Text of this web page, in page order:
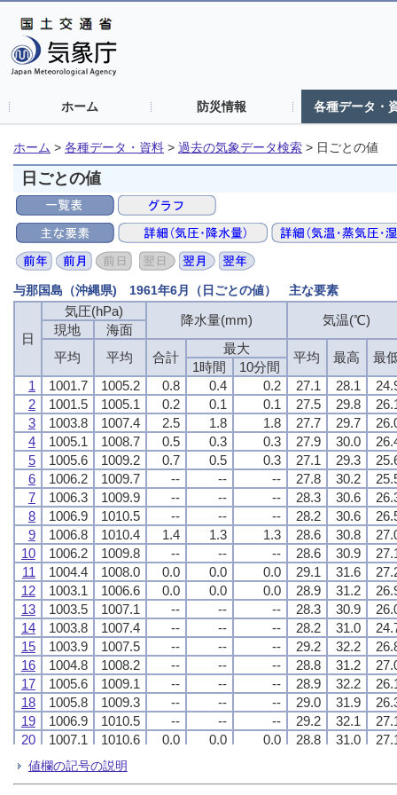
ホーム 防災情報 各種データ・
ホーム > 各種データ・資料 > 過去の気象データ検索 > 日ごとの値
日ごとの値
与那国島（沖縄県) 1961年6月（日ごとの値） 主な要素
日
気圧(hPa)
降水量(mm) 気温(℃)
現地
海面
平均
平均 合計
最大
平均 最高 最
1時間
10分間
1
1001.7 1005.2 0.8 0.4 0.2 27.1 28.1
2
1001.5 1005.1 0.2 0.1 0.1 27.5 29.8
3
1003.8 1007.4 2.5 1.8 1.8 27.7 29.7
4
1005.1 1008.7 0.5 0.3 0.3 27.9 30.0
5
1005.6 1009.2 0.7 0.5 0.3 27.1 29.3
6
1006.2 1009.7 -- -- -- 27.8 30.2
7
1006.3 1009.9 -- -- -- 28.3 30.6
8
1006.9 1010.5 -- -- -- 28.2 30.6
9
1006.8 1010.4 1.4 1.3 1.3 28.6 30.8
10
1006.2 1009.8 -- -- -- 28.6 30.9
11
1004.4 1008.0 0.0 0.0 0.0 29.1 31.6
12
1003.1 1006.6 0.0 0.0 0.0 28.9 31.2
13
1003.5 1007.1 -- -- -- 28.3 30.9
14
1003.8 1007.4 -- -- -- 28.2 31.0
15
1003.9 1007.5 -- -- -- 29.2 32.2
16
1004.8 1008.2 -- -- -- 28.8 31.2
17
1005.6 1009.1 -- -- -- 28.9 32.2
18
1005.8 1009.3 -- -- -- 29.0 31.9
19
1006.9 1010.5 -- -- -- 29.2 32.1
20
1007.1 1010.6 0.0 0.0 0.0 28.8 31.0
21
1005.2 1008.8
22
1002.9 1006.5
日
気圧(hPa)
降水量(mm) 気温(℃)
現地
海面
平均
平均 合計
最大
平均 最高 最
1時間
10分間
1
1001.7 1005.2 0.8 0.4 0.2 27.1 28.1
2
1001.5 1005.1 0.2 0.1 0.1 27.5 29.8
3
1003.8 1007.4 2.5 1.8 1.8 27.7 29.7
4
1005.1 1008.7 0.5 0.3 0.3 27.9 30.0
5
1005.6 1009.2 0.7 0.5 0.3 27.1 29.3
6
1006.2 1009.7 -- -- -- 27.8 30.2
7
1006.3 1009.9 -- -- -- 28.3 30.6
8
1006.9 1010.5 -- -- -- 28.2 30.6
9
1006.8 1010.4 1.4 1.3 1.3 28.6 30.8
10
1006.2 1009.8 -- -- -- 28.6 30.9
11
1004.4 1008.0 0.0 0.0 0.0 29.1 31.6
12
1003.1 1006.6 0.0 0.0 0.0 28.9 31.2
13
1003.5 1007.1 -- -- -- 28.3 30.9
14
1003.8 1007.4 -- -- -- 28.2 31.0
15
1003.9 1007.5 -- -- -- 29.2 32.2
16
1004.8 1008.2 -- -- -- 28.8 31.2
17
1005.6 1009.1 -- -- -- 28.9 32.2
18
1005.8 1009.3 -- -- -- 29.0 31.9
19
1006.9 1010.5 -- -- -- 29.2 32.1
20
1007.1 1010.6 0.0 0.0 0.0 28.8 31.0
21
1005.2 1008.8
22
1002.9 1006.5
日
気圧(hPa)
降水量(mm) 気温(℃)
現地
海面
平均
平均 合計
最大
平均 最高 最
1時間
10分間
1
1001.7 1005.2 0.8 0.4 0.2 27.1 28.1
2
1001.5 1005.1 0.2 0.1 0.1 27.5 29.8
3
1003.8 1007.4 2.5 1.8 1.8 27.7 29.7
4
1005.1 1008.7 0.5 0.3 0.3 27.9 30.0
5
1005.6 1009.2 0.7 0.5 0.3 27.1 29.3
6
1006.2 1009.7 -- -- -- 27.8 30.2
7
1006.3 1009.9 -- -- -- 28.3 30.6
8
1006.9 1010.5 -- -- -- 28.2 30.6
9
1006.8 1010.4 1.4 1.3 1.3 28.6 30.8
10
1006.2 1009.8 -- -- -- 28.6 30.9
11
1004.4 1008.0 0.0 0.0 0.0 29.1 31.6
12
1003.1 1006.6 0.0 0.0 0.0 28.9 31.2
13
1003.5 1007.1 -- -- -- 28.3 30.9
14
1003.8 1007.4 -- -- -- 28.2 31.0
15
1003.9 1007.5 -- -- -- 29.2 32.2
16
1004.8 1008.2 -- -- -- 28.8 31.2
17
1005.6 1009.1 -- -- -- 28.9 32.2
18
1005.8 1009.3 -- -- -- 29.0 31.9
19
1006.9 1010.5 -- -- -- 29.2 32.1
20
1007.1 1010.6 0.0 0.0 0.0 28.8 31.0
21
1005.2 1008.8
22
1002.9 1006.5
日
気圧(hPa)
降水量(mm) 気温(℃)
現地
海面
平均
平均 合計
最大
平均 最高 最
1時間
10分間
1
1001.7 1005.2 0.8 0.4 0.2 27.1 28.1
2
1001.5 1005.1 0.2 0.1 0.1 27.5 29.8
3
1003.8 1007.4 2.5 1.8 1.8 27.7 29.7
4
1005.1 1008.7 0.5 0.3 0.3 27.9 30.0
5
1005.6 1009.2 0.7 0.5 0.3 27.1 29.3
6
1006.2 1009.7 -- -- -- 27.8 30.2
7
1006.3 1009.9 -- -- -- 28.3 30.6
8
1006.9 1010.5 -- -- -- 28.2 30.6
9
1006.8 1010.4 1.4 1.3 1.3 28.6 30.8
10
1006.2 1009.8 -- -- -- 28.6 30.9
11
1004.4 1008.0 0.0 0.0 0.0 29.1 31.6
12
1003.1 1006.6 0.0 0.0 0.0 28.9 31.2
13
1003.5 1007.1 -- -- -- 28.3 30.9
14
1003.8 1007.4 -- -- -- 28.2 31.0
15
1003.9 1007.5 -- -- -- 29.2 32.2
16
1004.8 1008.2 -- -- -- 28.8 31.2
17
1005.6 1009.1 -- -- -- 28.9 32.2
18
1005.8 1009.3 -- -- -- 29.0 31.9
19
1006.9 1010.5 -- -- -- 29.2 32.1
20
1007.1 1010.6 0.0 0.0 0.0 28.8 31.0
21
1005.2 1008.8
22
1002.9 1006.5
値欄の記号の説明